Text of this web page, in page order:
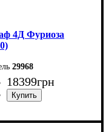
4Д Фуриоза
29968
18399грн
180 см